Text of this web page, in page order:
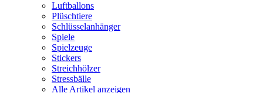
Luftballons
Plüschtiere
Schlüsselanhänger
Spiele
Spielzeuge
Stickers
Streichhölzer
Stressbälle
Alle Artikel anzeigen